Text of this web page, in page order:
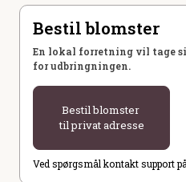
Bestil blomster
En lokal forretning vil tage
for udbringningen.
Bestil blomster
til privat adresse
Ved spørgsmål kontakt support